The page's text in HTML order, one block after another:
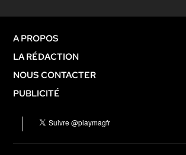
A PROPOS
LA RÉDACTION
NOUS CONTACTER
PUBLICITÉ